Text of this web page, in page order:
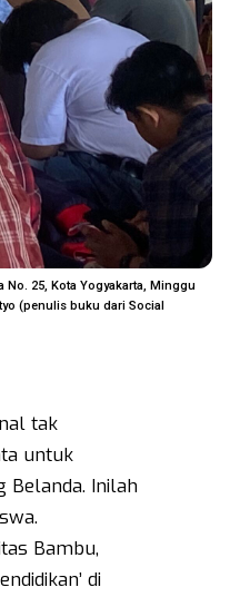
25, Kota Yogyakarta, Minggu
(penulis buku dari Social
tak
untuk
Belanda. Inilah
Bambu,
di